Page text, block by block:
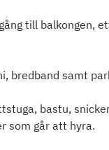
till balkongen,
bredband samt
bastu,
som går att hyra.